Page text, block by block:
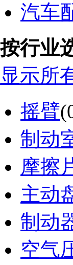
汽车
按行业
显示所
摇臂
制动
摩擦
主动
制动
空气